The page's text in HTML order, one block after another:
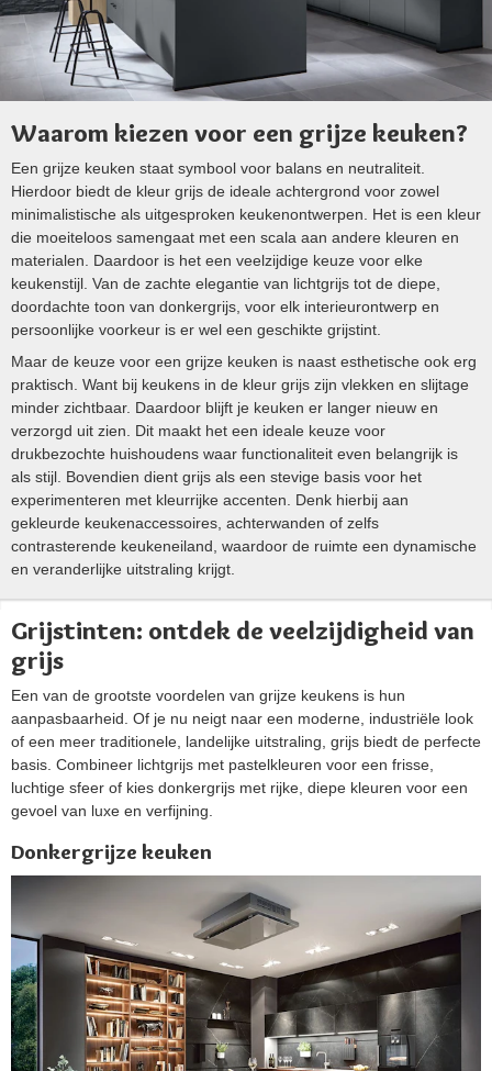
Waarom kiezen voor een grijze keuken?
Een grijze keuken staat symbool voor balans en neutraliteit.
Hierdoor biedt de kleur grijs de ideale achtergrond voor zowel
minimalistische als uitgesproken keukenontwerpen. Het is een kleur
die moeiteloos samengaat met een scala aan andere kleuren en
materialen. Daardoor is het een veelzijdige keuze voor elke
keukenstijl. Van de zachte elegantie van lichtgrijs tot de diepe,
doordachte toon van donkergrijs, voor elk interieurontwerp en
persoonlijke voorkeur is er wel een geschikte grijstint.
Maar de keuze voor een grijze keuken is naast esthetische ook erg
praktisch. Want bij keukens in de kleur grijs zijn vlekken en slijtage
minder zichtbaar. Daardoor blijft je keuken er langer nieuw en
verzorgd uit zien. Dit maakt het een ideale keuze voor
drukbezochte huishoudens waar functionaliteit even belangrijk is
als stijl. Bovendien dient grijs als een stevige basis voor het
experimenteren met kleurrijke accenten. Denk hierbij aan
gekleurde keukenaccessoires, achterwanden of zelfs
contrasterende keukeneiland, waardoor de ruimte een dynamische
en veranderlijke uitstraling krijgt.
Grijstinten: ontdek de veelzijdigheid van
grijs
Een van de grootste voordelen van grijze keukens is hun
aanpasbaarheid. Of je nu neigt naar een moderne, industriële look
of een meer traditionele, landelijke uitstraling, grijs biedt de perfecte
basis. Combineer lichtgrijs met pastelkleuren voor een frisse,
luchtige sfeer of kies donkergrijs met rijke, diepe kleuren voor een
gevoel van luxe en verfijning.
Donkergrijze keuken